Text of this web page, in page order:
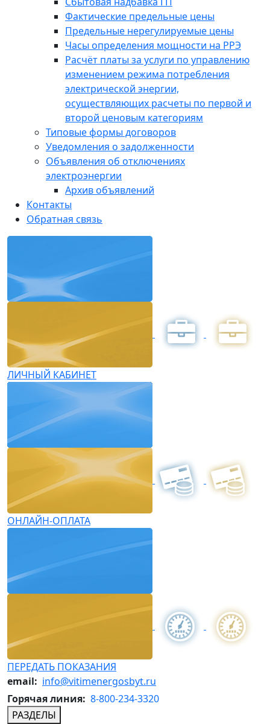
Фактические предельные цены
Предельные нерегулируемые цены
Часы определения мощности на РРЭ
Расчёт платы за услуги по управлению
изменением режима потребления
электрической энергии,
осуществляющих расчеты по первой и
второй ценовым категориям
Типовые формы договоров
Уведомления о задолженности
Объявления об отключениях
электроэнергии
Архив объявлений
Контакты
Обратная связь
ЛИЧНЫЙ КАБИНЕТ
ОНЛАЙН-ОПЛАТА
ПЕРЕДАТЬ ПОКАЗАНИЯ
email: info@vitimenergosbyt.ru
Горячая линия: 8-800-234-3320
РАЗДЕЛЫ